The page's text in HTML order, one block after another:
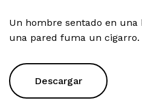
Un hombre sentado en una
una pared fuma un cigarro.
Descargar